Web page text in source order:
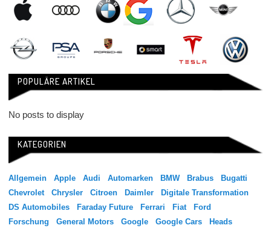
POPULÄRE ARTIKEL
No posts to display
KATEGORIEN
Allgemein Apple Audi Automarken BMW Brabus
Bugatti
Chevrolet
Chrysler Citroen Daimler
Digitale Transformation
DS Automobiles
Faraday Future Ferrari Fiat
Ford
Forschung
General Motors Google Google Cars
Heads